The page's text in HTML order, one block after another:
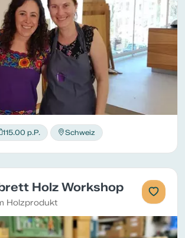
115.00 p.P. Schweiz
Holz Workshop
Holzprodukt